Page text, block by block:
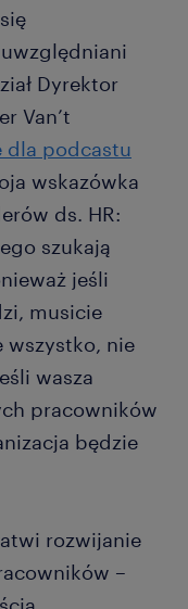
Dyrektor
Van’t
dla podcastu
wskazówka
ds. HR:
szukają
jeśli
musicie
wszystko, nie
wasza
pracowników
będzie
rozwijanie
–